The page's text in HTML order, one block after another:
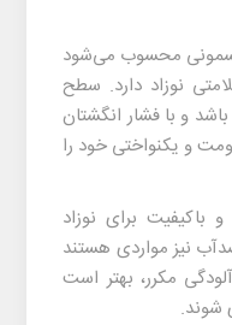
محسوب می‌شود
نوزاد دارد. سطح
و با فشار انگشتان
و یکنواختی خود را
برای نوزاد
نیز مواردی هستند
مکرر، بهتر است
شوند.